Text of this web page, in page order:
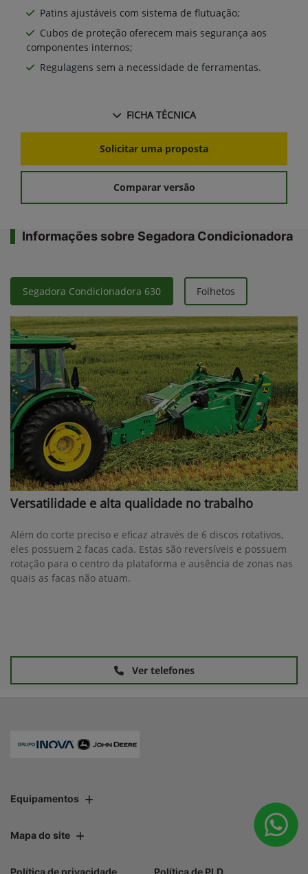
Patins ajustáveis com sistema de flutuação;
Cubos de proteção oferecem mais segurança aos
componentes internos;
Regulagens sem a necessidade de ferramentas.
FICHA TÉCNICA
Solicitar uma proposta
Comparar versão
Informações sobre Segadora Condicionadora
Segadora Condicionadora 630 Folhetos
Versatilidade e alta qualidade no trabalho
Além do corte preciso e eficaz através de 6 discos rotativos,
eles possuem 2 facas cada. Estas são reversíveis e possuem
rotação para o centro da plataforma e ausência de zonas nas
quais as facas não atuam.
Ver telefones
Equipamentos
Mapa do site
Política de privacidade Política de PLD